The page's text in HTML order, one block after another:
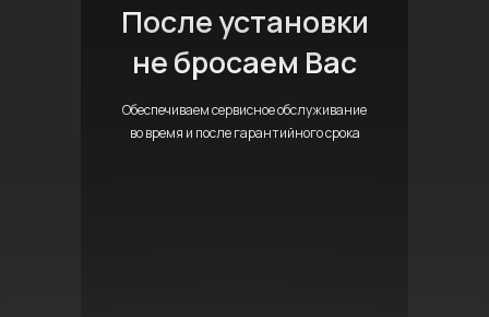
После установки
не бросаем Вас
Обеспечиваем сервисное обслуживание
во время и после гарантийного срока